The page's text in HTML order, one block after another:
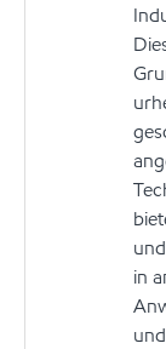
in